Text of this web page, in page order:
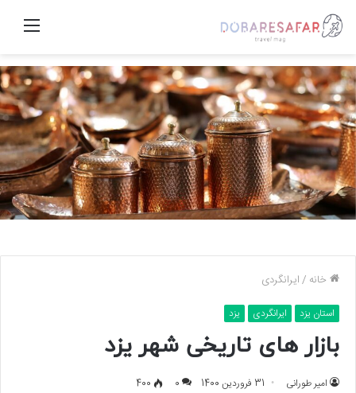
منو
خانه /ایرانگردی
استان یزد ایرانگردی یزد
بازار های تاریخی شهر یزد
امیر طورانی 31 فروردین 1400 0
400